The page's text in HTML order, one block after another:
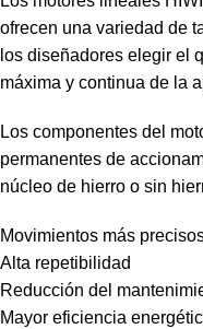
ofrecen una variedad de
los diseñadores elegir el
máxima y continua de la
Los componentes del
permanentes de
núcleo de hierro o sin
Movimientos más
Alta repetibilidad
Reducción del
Mayor eficiencia